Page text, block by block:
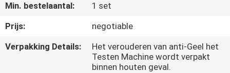
KWALITEITSCONTROLE
CONTACTEER
Min. bestelaantal:
1 set
Prijs:
negotiable
Verpakking Details:
Het verouderen van anti-Geel het
Testen Machine wordt verpakt
binnen houten geval.